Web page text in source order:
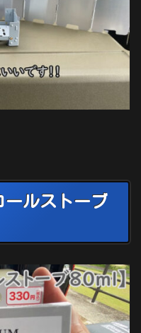
ールストーブ